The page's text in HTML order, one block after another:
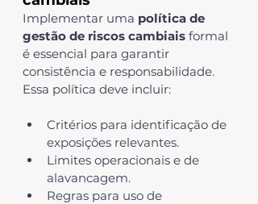
Implementar uma política de
gestão de riscos cambiais formal
é essencial para garantir
consistência e responsabilidade.
Essa política deve incluir:
Critérios para identificação de
exposições relevantes.
Limites operacionais e de
alavancagem.
Regras para uso de